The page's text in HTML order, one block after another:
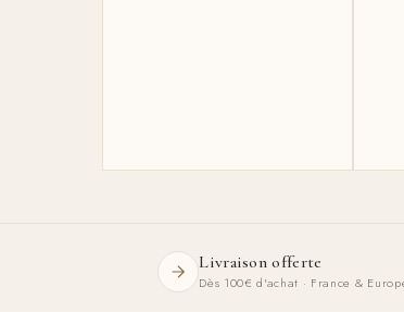
Livraison offerte
Dès 100€ d'achat · France &